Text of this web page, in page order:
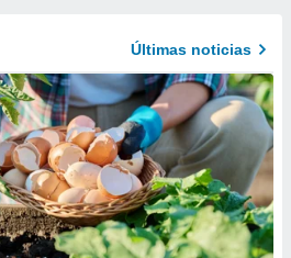
Últimas noticias